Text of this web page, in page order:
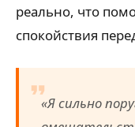
реально, что
спокойствия
«Я сильно